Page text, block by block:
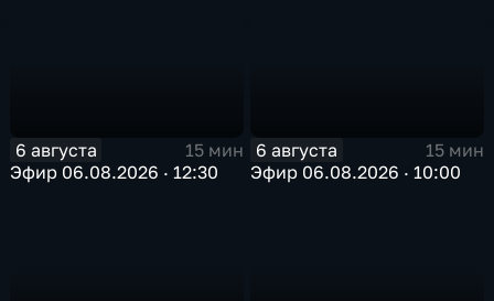
6 августа
15 мин
Эфир 06.08.2026 · 12:30
6 августа
15 мин
Эфир 06.08.2026 · 10:00